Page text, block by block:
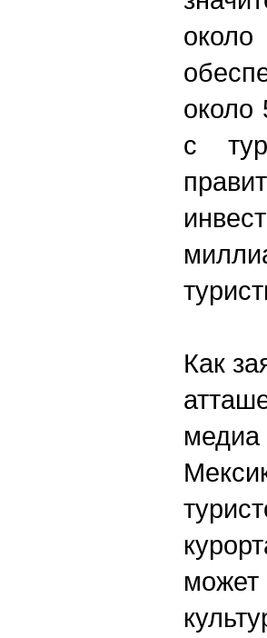
около
с
Как